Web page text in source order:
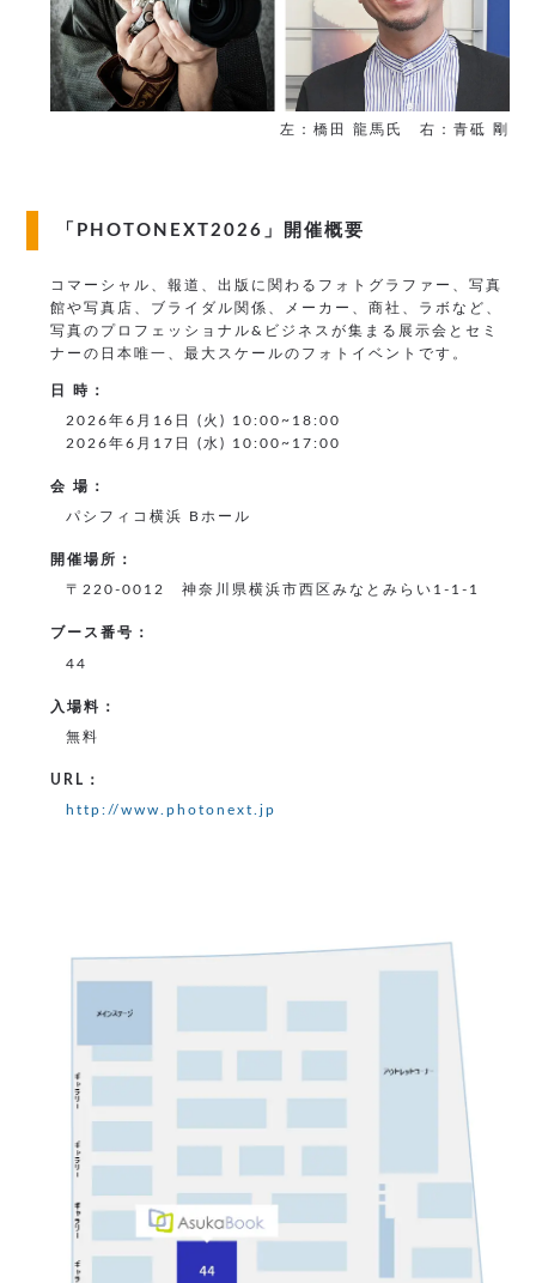
左：橋田 龍馬氏 右：青砥 剛
「PHOTONEXT2026」開催概要
コマーシャル、報道、出版に関わるフォトグラファー、写真
館や写真店、ブライダル関係、メーカー、商社、ラボなど、
写真のプロフェッショナル&ビジネスが集まる展示会とセミ
ナーの日本唯一、最大スケールのフォトイベントです。
日 時：
2026年6月16日 (火) 10:00~18:00
2026年6月17日 (水) 10:00~17:00
会 場：
パシフィコ横浜 Bホール
開催場所：
〒220-0012 神奈川県横浜市西区みなとみらい1-1-1
ブース番号：
44
入場料：
無料
URL：
http://www.photonext.jp